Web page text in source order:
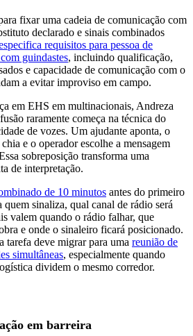
fixar uma cadeia de comunicação com
declarado e sinais combinados
requisitos para pessoa de
guindastes, incluindo qualificação,
e capacidade de comunicação com o
a evitar improviso em campo.
em EHS em multinacionais, Andreza
raramente começa na técnica do
de vozes. Um ajudante aponta, o
e o operador escolhe a mensagem
sobreposição transforma uma
de interpretação.
de 10 minutos antes do primeiro
sinaliza, qual canal de rádio será
valem quando o rádio falhar, que
e onde o sinaleiro ficará posicionado.
tarefa deve migrar para uma reunião de
simultâneas, especialmente quando
dividem o mesmo corredor.
em barreira